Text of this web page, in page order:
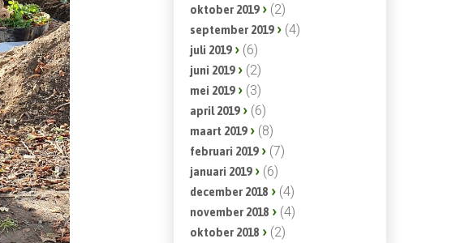
oktober 2019 (2)
september 2019 (4)
juli 2019 (6)
juni 2019 (2)
mei 2019 (3)
april 2019 (6)
maart 2019 (8)
februari 2019 (7)
januari 2019 (6)
december 2018 (4)
november 2018 (4)
oktober 2018 (2)